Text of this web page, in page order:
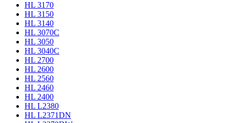
HL 3170
HL 3150
HL 3140
HL 3070C
HL 3050
HL 3040C
HL 2700
HL 2600
HL 2560
HL 2460
HL 2400
HL L2380
HL L2371DN